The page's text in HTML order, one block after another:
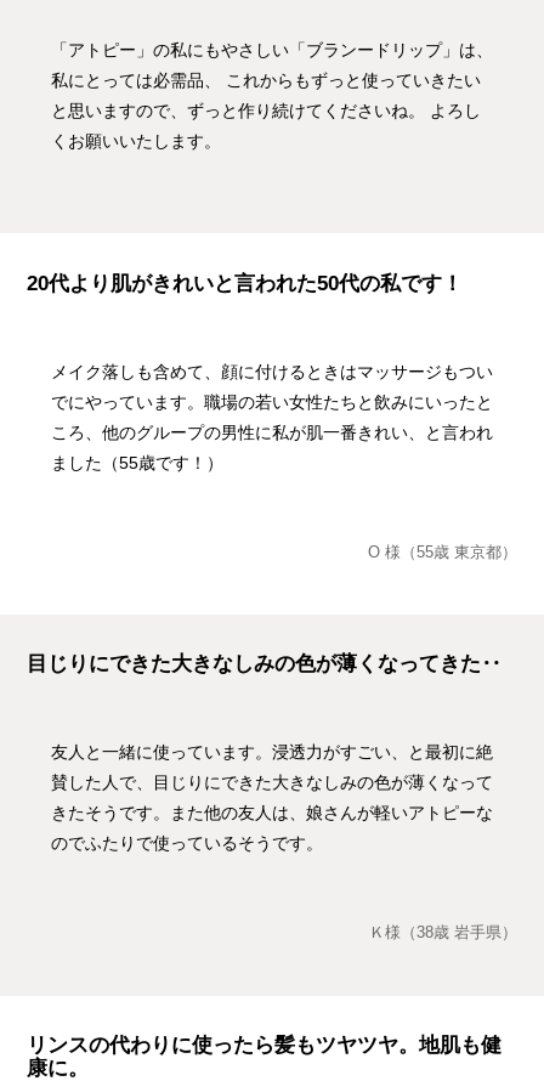
「アトピー」の私にもやさしい「ブランードリップ」は、
私にとっては必需品、 これからもずっと使っていきたい
と思いますので、ずっと作り続けてくださいね。 よろし
くお願いいたします。
20代より肌がきれいと言われた50代の私です！
メイク落しも含めて、顔に付けるときはマッサージもつい
でにやっています。職場の若い女性たちと飲みにいったと
ころ、他のグループの男性に私が肌一番きれい、と言われ
ました（55歳です！）
O 様（55歳 東京都）
目じりにできた大きなしみの色が薄くなってきた‥
友人と一緒に使っています。浸透力がすごい、と最初に絶
賛した人で、目じりにできた大きなしみの色が薄くなって
きたそうです。また他の友人は、娘さんが軽いアトピーな
のでふたりで使っているそうです。
Ｋ様（38歳 岩手県）
リンスの代わりに使ったら髪もツヤツヤ。地肌も健
康に。